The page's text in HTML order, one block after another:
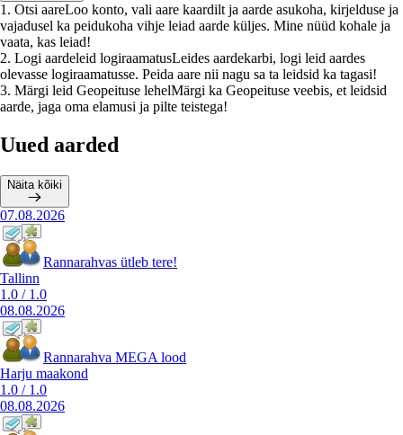
1 . Otsi aareLoo konto, vali aare kaardilt ja aarde asukoha, kirjelduse ja
vajadusel ka peidukoha vihje leiad aarde küljes. Mine nüüd kohale ja
vaata, kas leiad!
2. Logi aardeleid logiraamatusLeides aardekarbi, logi leid aardes
olevasse logiraamatusse. Peida aare nii nagu sa ta leidsid ka tagasi!
3. Märgi leid Geopeituse lehelMärgi ka Geopeituse veebis, et leidsid
aarde, jaga oma elamusi ja pilte teistega!
Uued aarded
Näita kõiki
07.08.2026
Rannarahvas ütleb tere!
Tallinn
1.0 / 1.0
08.08.2026
Rannarahva MEGA lood
Harju maakond
1.0 / 1.0
08.08.2026